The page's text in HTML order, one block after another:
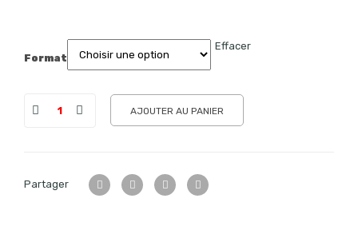
Format
Effacer
AJOUTER AU PANIER
Partager